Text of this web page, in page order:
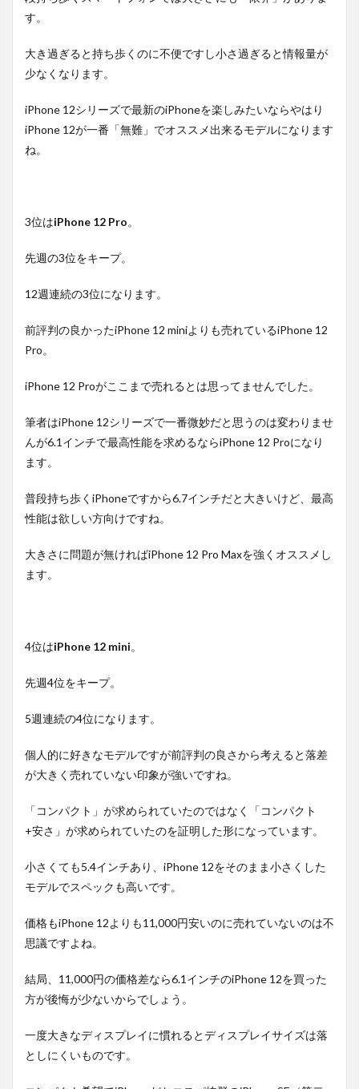
す。
大き過ぎると持ち歩くのに不便ですし小さ過ぎると情報量が
少なくなります。
iPhone 12シリーズで最新のiPhoneを楽しみたいならやはり
iPhone 12が一番「無難」でオススメ出来るモデルになります
ね。
3位はiPhone 12 Pro。
先週の3位をキープ。
12週連続の3位になります。
前評判の良かったiPhone 12 miniよりも売れているiPhone 12
Pro。
iPhone 12 Proがここまで売れるとは思ってませんでした。
筆者はiPhone 12シリーズで一番微妙だと思うのは変わりませ
んが6.1インチで最高性能を求めるならiPhone 12 Proになり
ます。
普段持ち歩くiPhoneですから6.7インチだと大きいけど、最高
性能は欲しい方向けですね。
大きさに問題が無ければiPhone 12 Pro Maxを強くオススメし
ます。
4位はiPhone 12 mini。
先週4位をキープ。
5週連続の4位になります。
個人的に好きなモデルですが前評判の良さから考えると落差
が大きく売れていない印象が強いですね。
「コンパクト」が求められていたのではなく「コンパクト
+安さ」が求められていたのを証明した形になっています。
小さくても5.4インチあり、iPhone 12をそのまま小さくした
モデルでスペックも高いです。
価格もiPhone 12よりも11,000円安いのに売れていないのは不
思議ですよね。
結局、11,000円の価格差なら6.1インチのiPhone 12を買った
方が後悔が少ないからでしょう。
一度大きなディスプレイに慣れるとディスプレイサイズは落
としにくいものです。